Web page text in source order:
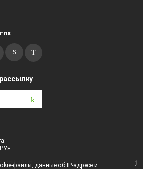
соглашение
файлы, данные об IP-адресе и